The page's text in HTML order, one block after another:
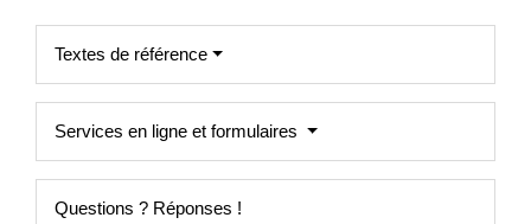
Textes de référence
Services en ligne et formulaires
Questions ? Réponses !